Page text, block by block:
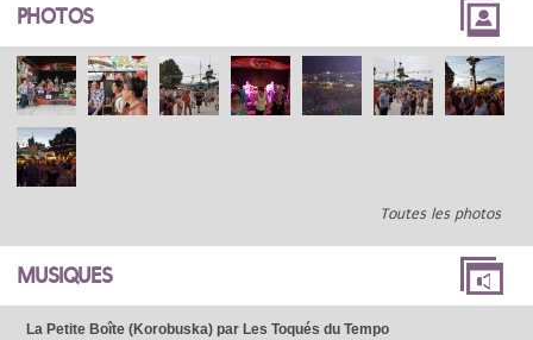
PHOTOS
Toutes les photos
MUSIQUES
La Petite Boîte (Korobuska) par Les Toqués du Tempo